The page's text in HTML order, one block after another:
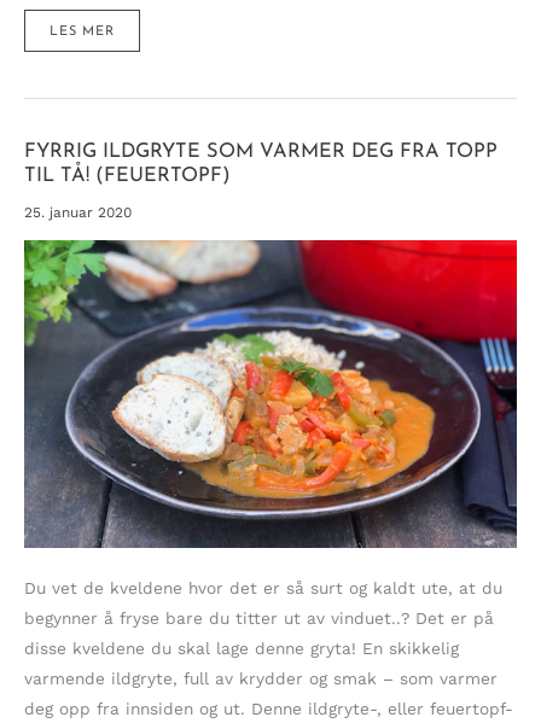
CHILI
CARNE
SMAKSBOMBE!
HEMMELIG
INGREDIENS…
LES MER
FYRRIG ILDGRYTE SOM VARMER DEG FRA TOPP
TIL TÅ! (FEUERTOPF)
25. januar 2020
Du vet de kveldene hvor det er så surt og kaldt ute, at du
begynner å fryse bare du titter ut av vinduet..? Det er på
disse kveldene du skal lage denne gryta! En skikkelig
varmende ildgryte, full av krydder og smak – som varmer
deg opp fra innsiden og ut. Denne ildgryte-, eller feuertopf-